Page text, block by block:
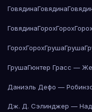
ГовядинаГовядина
ГовядинаГорохГорох
ГорохГорохГрушаГруша
ГрушаГюнтер Грасс —
Даниэль Дефо —
Дж. Д. Сэлинджер — Над